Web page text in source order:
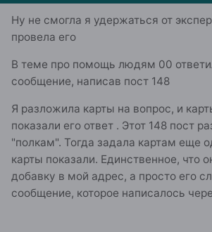
Ну не смогла я удержаться от
провела его
В теме про помощь людям 00
сообщение, написав пост 148
Я разложила карты на вопрос, и
показали его ответ . Этот 148 пост
"полкам". Тогда задала картам еще
карты показали. Единственное, что
добавку в мой адрес, а просто его
сообщение, которое написалось